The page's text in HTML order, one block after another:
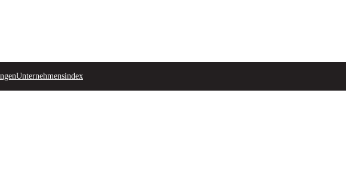
Unternehmensindex